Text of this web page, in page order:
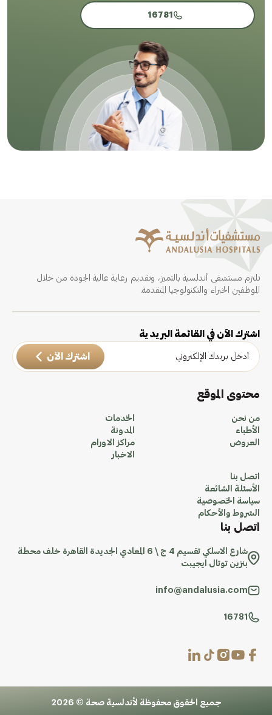
16781
تلتزم مستشفى أندلسية بالتميز، وتقديم رعاية عالية الجودة من خلال
الموظفين الخبراء والتكنولوجيا المتقدمة.
اشترك الآن في القائمة البريدية
اشترك الآن
محتوى الموقع
من نحن
الأطباء
العروض
الخدمات
المدونة
مراكز الاورام
الاخبار
اتصل بنا
الأسئلة الشائعة
سياسة الخصوصية
الشروط والأحكام
اتصل بنا
شارع الاسلكي تقسيم 4 ج \ 6 المعادي الجديدة القاهرة خلف محطة
بنزين توتال ايجيبت
info@andalusia.com
16781
جميع الحقوق محفوظة لأندلسية صحة © 2026